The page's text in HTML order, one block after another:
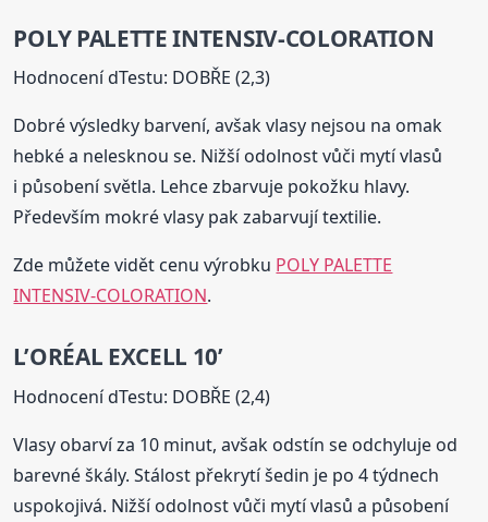
POLY PALETTE INTENSIV-COLORATION
Hodnocení dTestu: DOBŘE (2,3)
Dobré výsledky barvení, avšak vlasy nejsou na omak
hebké a nelesknou se. Nižší odolnost vůči mytí vlasů
i působení světla. Lehce zbarvuje pokožku hlavy.
Především mokré vlasy pak zabarvují textilie.
Zde můžete vidět cenu výrobku POLY PALETTE
INTENSIV-COLORATION.
L’ORÉAL EXCELL 10’
Hodnocení dTestu: DOBŘE (2,4)
Vlasy obarví za 10 minut, avšak odstín se odchyluje od
barevné škály. Stálost překrytí šedin je po 4 týdnech
uspokojivá. Nižší odolnost vůči mytí vlasů a působení